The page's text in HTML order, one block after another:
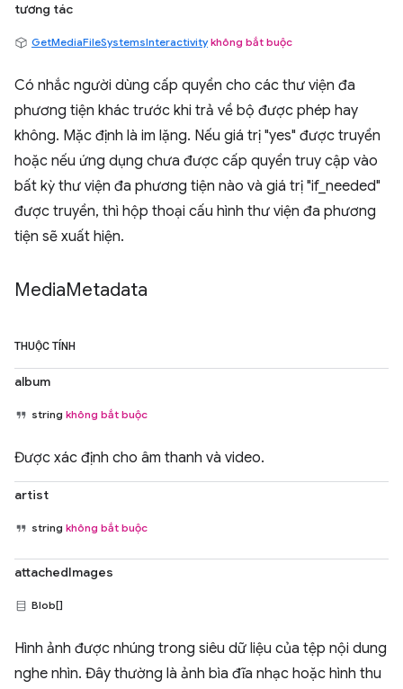
tương tác
GetMediaFileSystemsInteractivity không bắt buộc
Có nhắc người dùng cấp quyền cho các thư viện đa
phương tiện khác trước khi trả về bộ được phép hay
không. Mặc định là im lặng. Nếu giá trị "yes" được truyền
hoặc nếu ứng dụng chưa được cấp quyền truy cập vào
bất kỳ thư viện đa phương tiện nào và giá trị "if_needed"
được truyền, thì hộp thoại cấu hình thư viện đa phương
tiện sẽ xuất hiện.
MediaMetadata
THUỘC TÍNH
album
string không bắt buộc
Được xác định cho âm thanh và video.
artist
string không bắt buộc
attachedImages
Blob[]
Hình ảnh được nhúng trong siêu dữ liệu của tệp nội dung
nghe nhìn. Đây thường là ảnh bìa đĩa nhạc hoặc hình thu